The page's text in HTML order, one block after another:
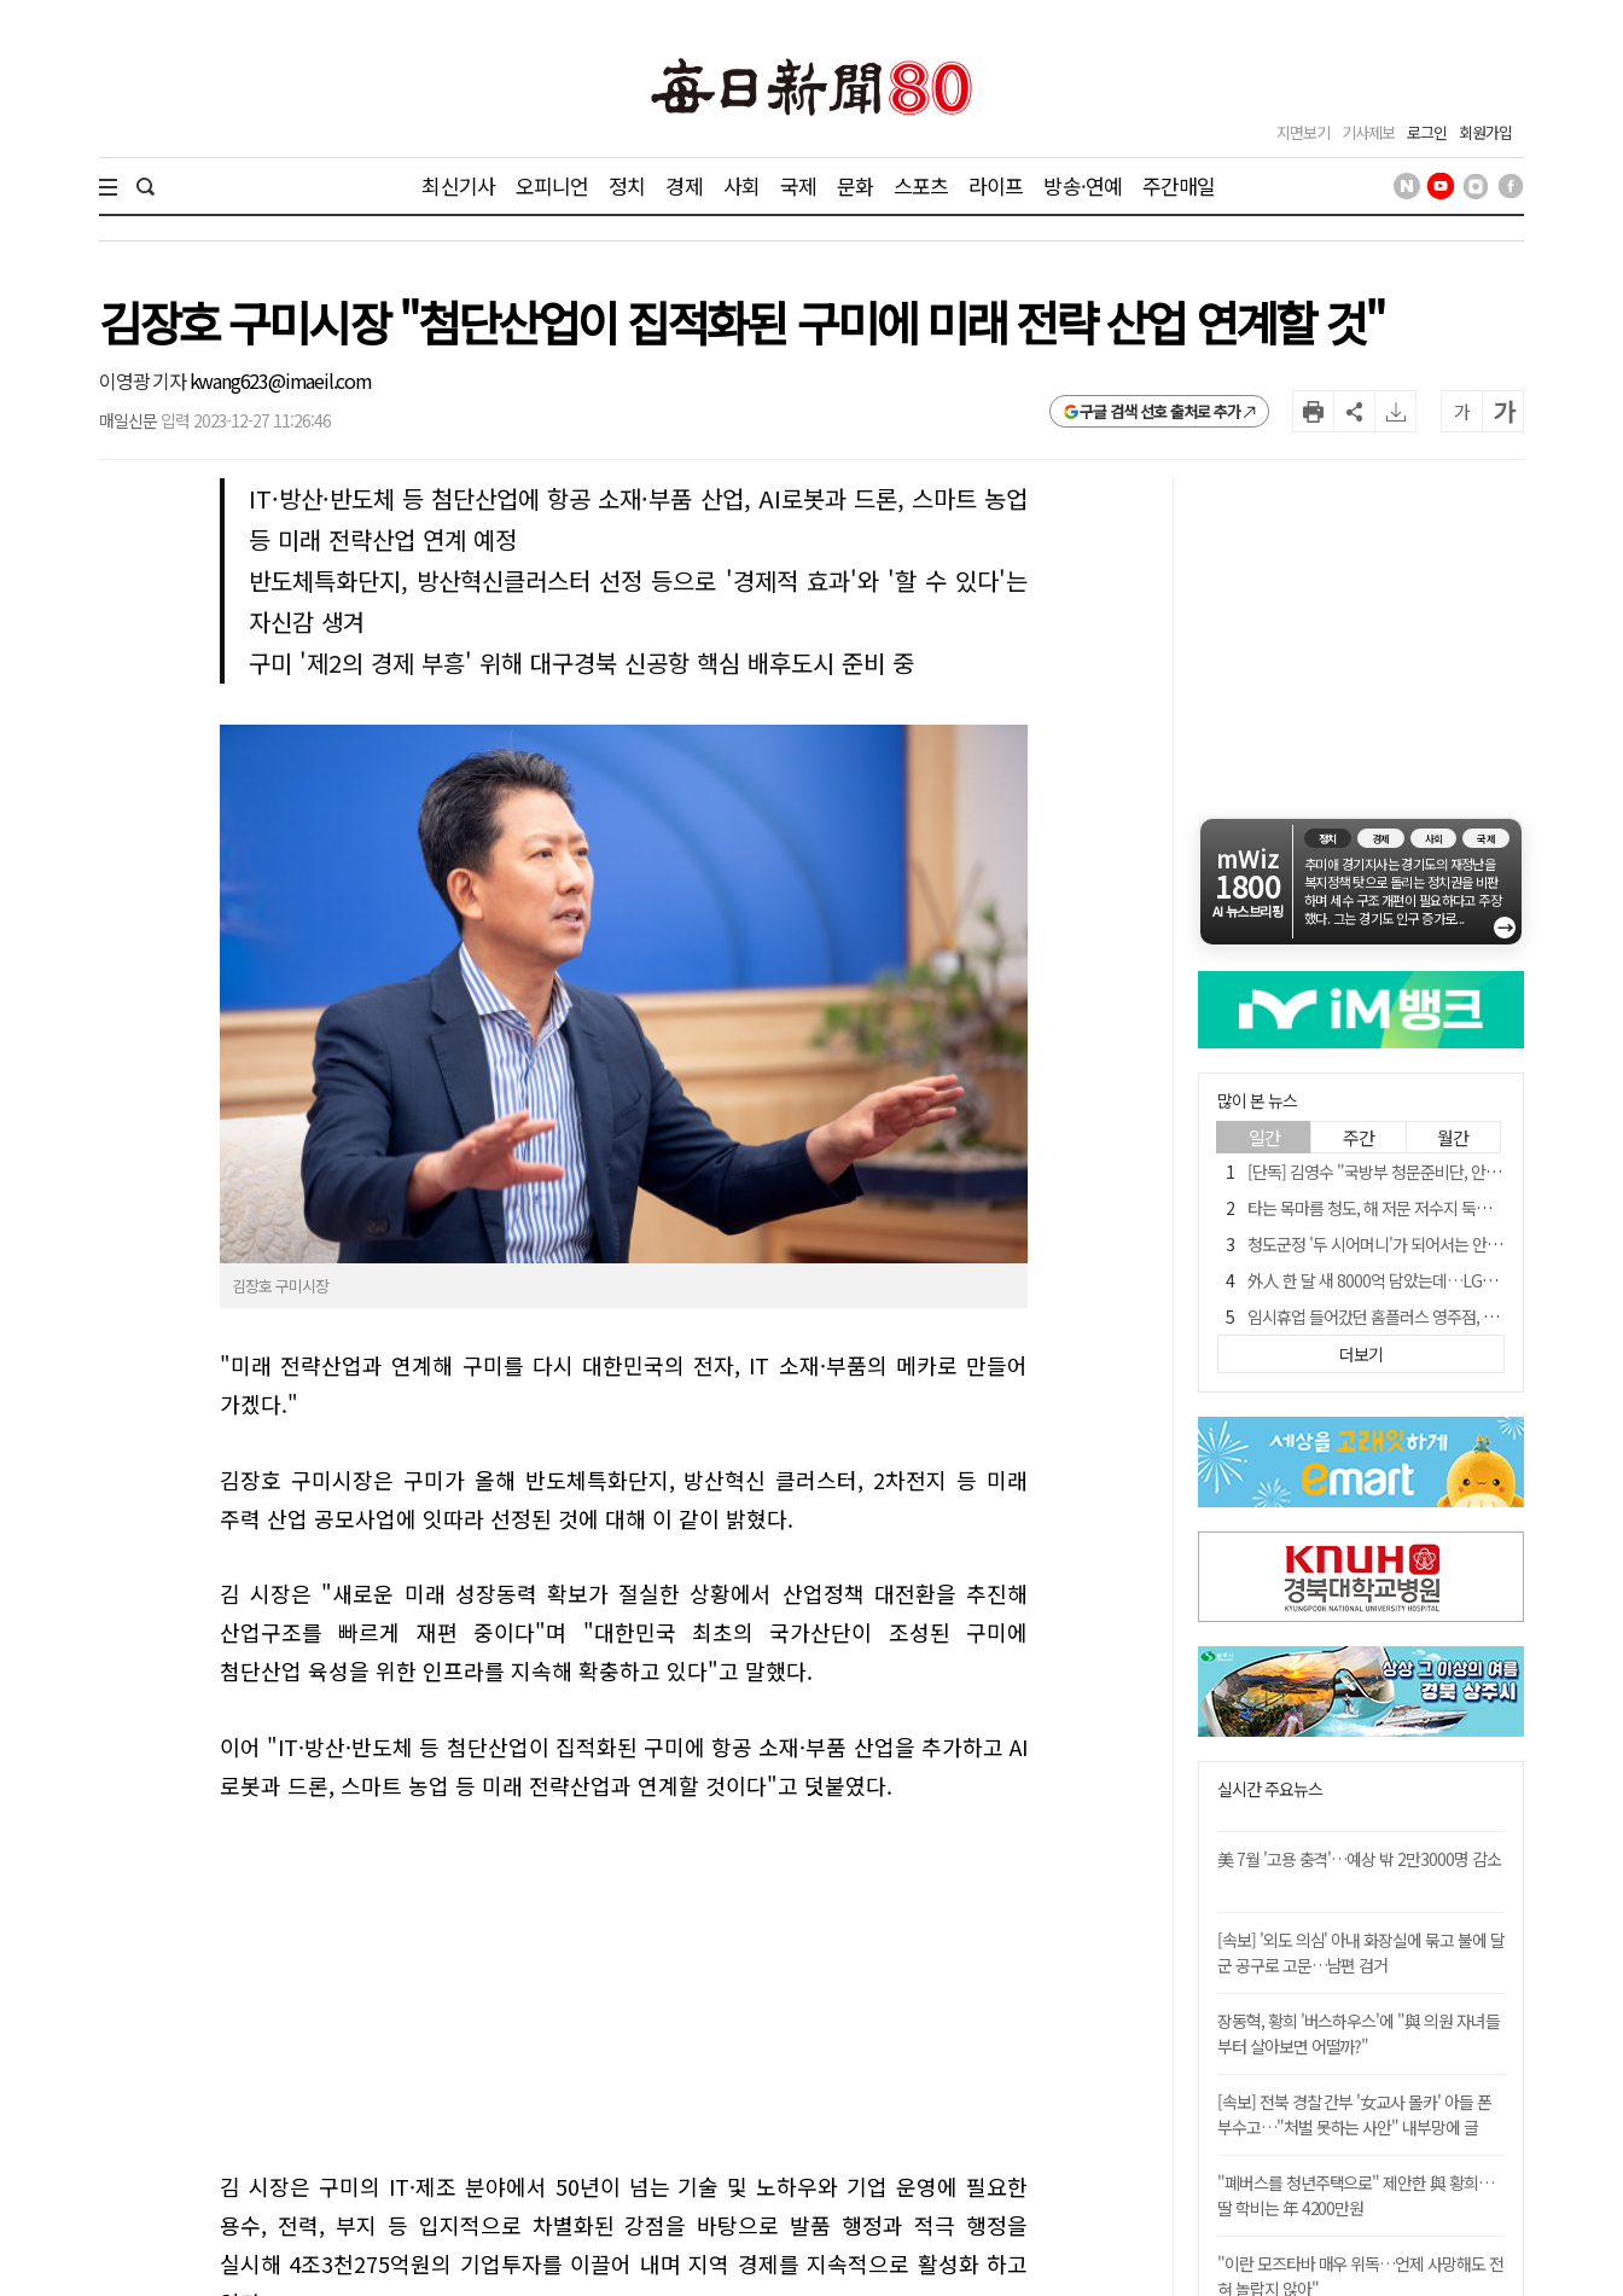
지면보기 기사제보 로그인 회원가입
최신기사 오피니언 정치 경제 사회 국제 문화 스포츠 라이프 방송·연예 주간매일
김장호 구미시장 "첨단산업이 집적화된 구미에 미래 전략 산업 연계할 것"
이영광 기자kwang623@imaeil.com
매일신문 입력 2023-12-27 11:26:46 구글 검색 선호 출처로 추가 가 가
IT·방산·반도체 등 첨단산업에 항공 소재·부품 산업, AI로봇과 드론, 스마트 농업
등 미래 전략산업 연계 예정
반도체특화단지, 방산혁신클러스터 선정 등으로 '경제적 효과'와 '할 수 있다'는
자신감 생겨
구미 '제2의 경제 부흥' 위해 대구경북 신공항 핵심 배후도시 준비 중
김장호 구미시장
"미래 전략산업과 연계해 구미를 다시 대한민국의 전자, IT 소재·부품의 메카로 만들어
가겠다."
김장호 구미시장은 구미가 올해 반도체특화단지, 방산혁신 클러스터, 2차전지 등 미래
주력 산업 공모사업에 잇따라 선정된 것에 대해 이 같이 밝혔다.
김 시장은 "새로운 미래 성장동력 확보가 절실한 상황에서 산업정책 대전환을 추진해
산업구조를 빠르게 재편 중이다"며 "대한민국 최초의 국가산단이 조성된 구미에
첨단산업 육성을 위한 인프라를 지속해 확충하고 있다"고 말했다.
이어 "IT·방산·반도체 등 첨단산업이 집적화된 구미에 항공 소재·부품 산업을 추가하고 AI
로봇과 드론, 스마트 농업 등 미래 전략산업과 연계할 것이다"고 덧붙였다.
김 시장은 구미의 IT·제조 분야에서 50년이 넘는 기술 및 노하우와 기업 운영에 필요한
용수, 전력, 부지 등 입지적으로 차별화된 강점을 바탕으로 발품 행정과 적극 행정을
실시해 4조3천275억원의 기업투자를 이끌어 내며 지역 경제를 지속적으로 활성화 하고
mWiz
1800
AI 뉴스브리핑
정치 경제 사회 국제
추미애 경기지사는 경기도의 재정난을
복지정책 탓으로 돌리는 정치권을 비판
하며 세수 구조 개편이 필요하다고 주장
했다. 그는 경기도 인구 증가로...
→
많이 본 뉴스
일간 주간 월간
[단독] 김영수 "국방부 청문준비단, 안규백 탈영 알고있었다"
타는 목마름 청도, 해 저문 저수지 둑에 군수가 서 있었다
청도군정 '두 시어머니'가 되어서는 안된다
外人 한 달 새 8000억 담았는데…LG이노텍 목표주가는 왜 엇갈릴까
임시휴업 들어갔던 홈플러스 영주점, 7일 영업 재개…지하 1층만 운영
"폐기 버스 개조해 청년주택" 與 황희…'딸 학비는 年 4200만원'
SK하이닉스, 주당 375원 분기 배당 공시…"3분기 중 주주환원 방안 확정"
이의준 전 경북도 새마을봉사과장, 제28대 울릉군 부군수 취임
"상법개정해도 주주가 '봉'"…하이닉스 솔리다임 상장설에 술렁[개미와글와글]
더보기
실시간 주요뉴스
美 7월 '고용 충격'…예상 밖 2만3000명 감소
[속보] '외도 의심' 아내 화장실에 묶고 불에 달
군 공구로 고문…남편 검거
장동혁, 황희 '버스하우스'에 "與 의원 자녀들
부터 살아보면 어떨까?"
[속보] 전북 경찰 간부 '女교사 몰카' 아들 폰
부수고…"처벌 못하는 사안" 내부망에 글
"폐버스를 청년주택으로" 제안한 與 황희…
딸 학비는 年 4200만원
"이란 모즈타바 매우 위독…언제 사망해도 전
혀 놀랍지 않아"